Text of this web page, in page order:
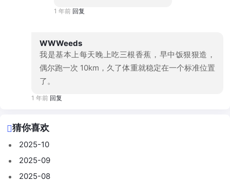
1 年前 回复
WWWeeds
我是基本上每天晚上吃三根香蕉，早中饭狠狠造，
偶尔跑一次 10km，久了体重就稳定在一个标准位置
了。
1 年前 回复
猜你喜欢
2025-10
2025-09
2025-08